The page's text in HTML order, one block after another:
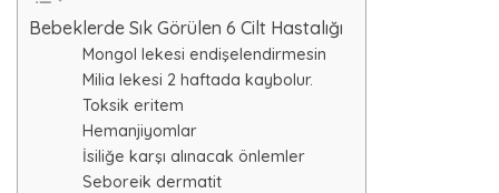
Bebeklerde Sık Görülen 6 Cilt Hastalığı
Mongol lekesi endişelendirmesin
Milia lekesi 2 haftada kaybolur.
Toksik eritem
Hemanjiyomlar
İsiliğe karşı alınacak önlemler
Seboreik dermatit